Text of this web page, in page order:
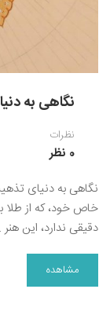
نگاهی به
نظرات
0 نظر
نگاهی به دنیای
خاص خود، که از طلا
دقیقی ندارد، این
مشاهده